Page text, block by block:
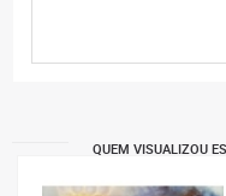
QUEM VISUALIZOU